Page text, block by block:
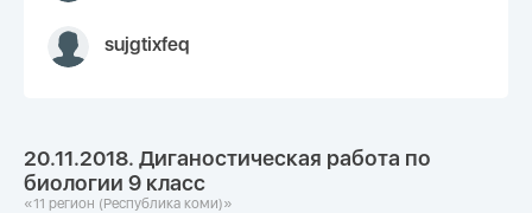
sujgtixfeq
20.11.2018. Диганостическая работа по
биологии 9 класс
«11 регион (Республика коми)»